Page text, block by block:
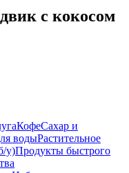
с кокосом
КофеСахар и
водыРастительное
у)Продукты быстрого